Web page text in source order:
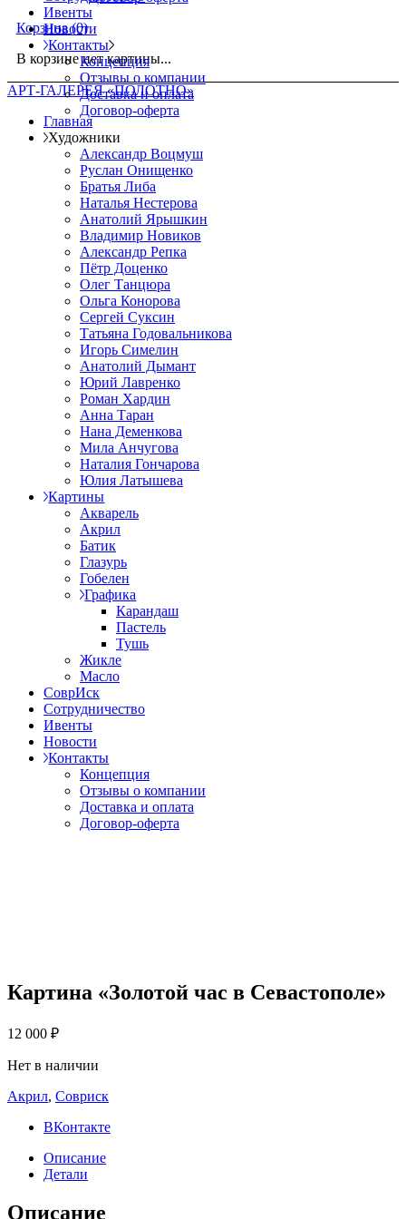
Корзина (0)
В корзине нет картины...
АРТ-ГАЛЕРЕЯ «ПОЛОТНО»
Главная
Художники
Александр Воцмуш
Руслан Онищенко
Братья Либа
Наталья Нестерова
Анатолий Ярышкин
Владимир Новиков
Александр Репка
Пётр Доценко
Олег Танцюра
Ольга Конорова
Сергей Суксин
Татьяна Годовальникова
Игорь Симелин
Анатолий Дымант
Юрий Лавренко
Роман Хардин
Анна Таран
Нана Деменкова
Мила Анчугова
Наталия Гончарова
Юлия Латышева
Картины
Акварель
Акрил
Батик
Глазурь
Гобелен
Графика
Карандаш
Пастель
Тушь
Жикле
Масло
СоврИск
Сотрудничество
Ивенты
Новости
Контакты
Концепция
Отзывы о компании
Доставка и оплата
Договор-оферта
Ивенты
Новости
Контакты
Концепция
Отзывы о компании
Доставка и оплата
Договор-оферта
Картина «Золотой час в Севастополе»
12 000 ₽
Нет в наличии
Акрил, Совриск
ВКонтакте
Описание
Детали
Описание